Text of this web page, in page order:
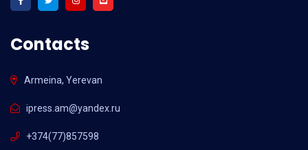
Contacts
Armeina, Yerevan
ipress.am@yandex.ru
+374(77)857598